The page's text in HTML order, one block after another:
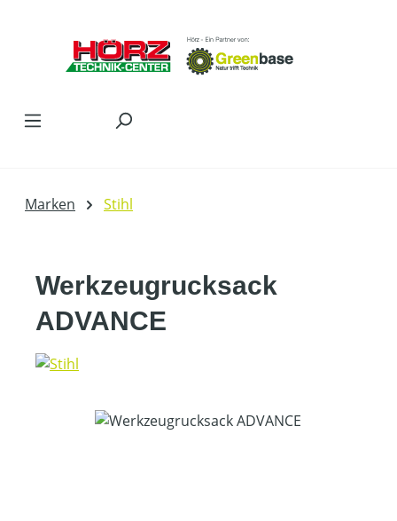
Marken Stihl
Werkzeugrucksack
ADVANCE
Bildergalerie überspringen